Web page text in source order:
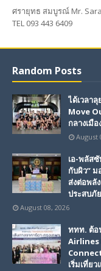
ศรายุทธ สมบูรณ์ Mr.
TEL 093 443 6409
Random Posts
ได้เวลา
Move
กลางเมือ
August
เอ-พลัส
กับผิว” ม
ส่งต่อพลั
ประสบภั
August 08, 2026
ททท. ต้อ
Airlines
เริ่มเที่ย